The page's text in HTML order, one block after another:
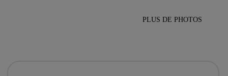
PLUS DE PHOTOS